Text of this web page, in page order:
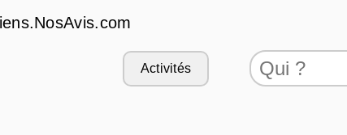
Activités